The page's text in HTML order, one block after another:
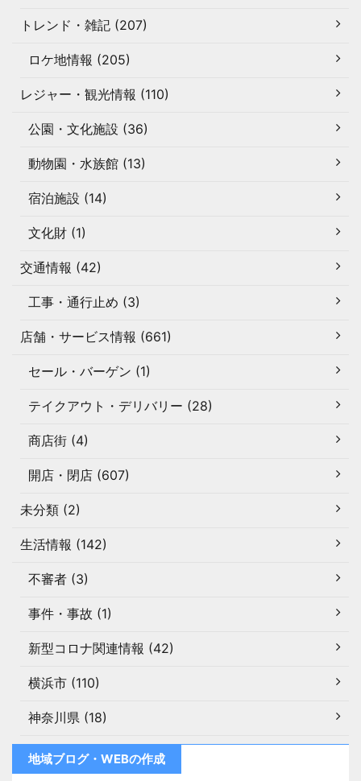
トレンド・雑記 (207)
ロケ地情報 (205)
レジャー・観光情報 (110)
公園・文化施設 (36)
動物園・水族館 (13)
宿泊施設 (14)
文化財 (1)
交通情報 (42)
工事・通行止め (3)
店舗・サービス情報 (661)
セール・バーゲン (1)
テイクアウト・デリバリー (28)
商店街 (4)
開店・閉店 (607)
未分類 (2)
生活情報 (142)
不審者 (3)
事件・事故 (1)
新型コロナ関連情報 (42)
横浜市 (110)
神奈川県 (18)
地域ブログ・WEBの作成